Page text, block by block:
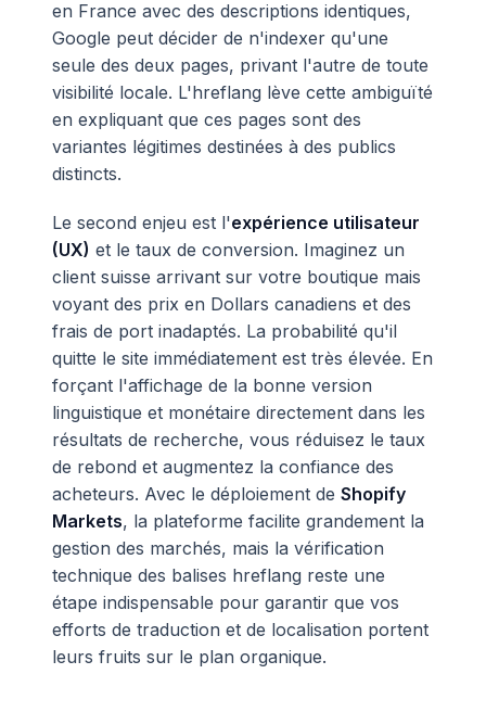
en France avec des descriptions identiques,
Google peut décider de n'indexer qu'une
seule des deux pages, privant l'autre de toute
visibilité locale. L'hreflang lève cette ambiguïté
en expliquant que ces pages sont des
variantes légitimes destinées à des publics
distincts.
Le second enjeu est l'expérience utilisateur
(UX) et le taux de conversion. Imaginez un
client suisse arrivant sur votre boutique mais
voyant des prix en Dollars canadiens et des
frais de port inadaptés. La probabilité qu'il
quitte le site immédiatement est très élevée. En
forçant l'affichage de la bonne version
linguistique et monétaire directement dans les
résultats de recherche, vous réduisez le taux
de rebond et augmentez la confiance des
acheteurs. Avec le déploiement de Shopify
Markets, la plateforme facilite grandement la
gestion des marchés, mais la vérification
technique des balises hreflang reste une
étape indispensable pour garantir que vos
efforts de traduction et de localisation portent
leurs fruits sur le plan organique.